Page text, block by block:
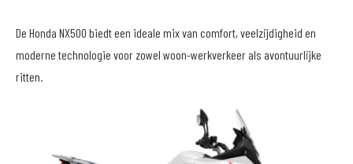
De Honda NX500 biedt een ideale mix van comfort, veelzijdigheid en
moderne technologie voor zowel woon-werkverkeer als avontuurlijke
ritten.